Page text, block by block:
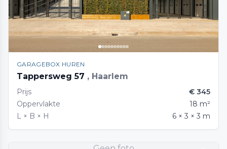
GARAGEBOX HUREN
Tappersweg 57 , Haarlem
Prijs
€ 345
Oppervlakte
18 m²
L × B × H
6 × 3 × 3 m